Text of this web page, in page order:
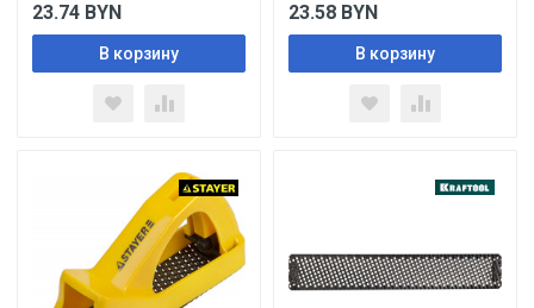
23.74 BYN
В корзину
23.58 BYN
В корзину